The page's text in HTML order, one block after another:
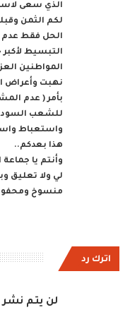
الذي سعى
لكم الثمن
الحل فقط عدم
التبسيط
المواطنين
نهبت وأعراض
بأمر ( عدم
للشعب
واستعباط
هذا بعدكم..
وأنتم يا
لي ولا تعليق
منسوخ
اترك رد
لن يتم نشر